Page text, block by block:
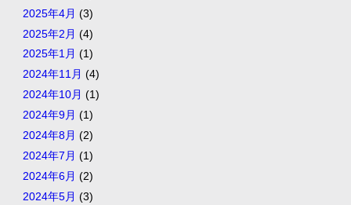
2025年4月 (3)
2025年2月 (4)
2025年1月 (1)
2024年11月 (4)
2024年10月 (1)
2024年9月 (1)
2024年8月 (2)
2024年7月 (1)
2024年6月 (2)
2024年5月 (3)